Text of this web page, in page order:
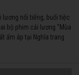
lương nổi tiếng, buổi tiệc
bộ phim cải lương "Mùa
ấm áp tại Nghĩa trang
– cố NSƯT Minh